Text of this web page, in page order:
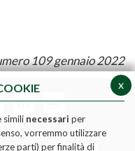
109 gennaio 2022
x
simili necessari per
vorremmo utilizzare
parti) per finalità di